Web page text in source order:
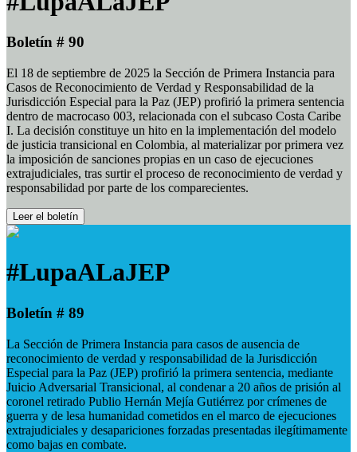
Boletín # 90
El 18 de septiembre de 2025 la Sección de Primera Instancia para
Casos de Reconocimiento de Verdad y Responsabilidad de la
Jurisdicción Especial para la Paz (JEP) profirió la primera sentencia
dentro de macrocaso 003, relacionada con el subcaso Costa Caribe
I. La decisión constituye un hito en la implementación del modelo
de justicia transicional en Colombia, al materializar por primera vez
la imposición de sanciones propias en un caso de ejecuciones
extrajudiciales, tras surtir el proceso de reconocimiento de verdad y
responsabilidad por parte de los comparecientes.
Leer el boletín
#LupaALaJEP
Boletín # 89
La Sección de Primera Instancia para casos de ausencia de
reconocimiento de verdad y responsabilidad de la Jurisdicción
Especial para la Paz (JEP) profirió la primera sentencia, mediante
Juicio Adversarial Transicional, al condenar a 20 años de prisión al
coronel retirado Publio Hernán Mejía Gutiérrez por crímenes de
guerra y de lesa humanidad cometidos en el marco de ejecuciones
extrajudiciales y desapariciones forzadas presentadas ilegítimamente
como bajas en combate.